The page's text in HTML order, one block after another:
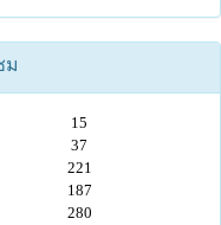
ม
15
37
221
187
280